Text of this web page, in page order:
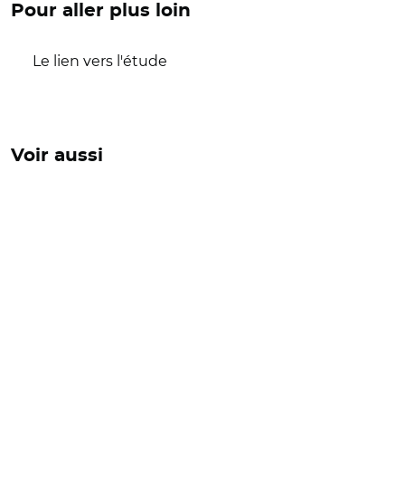
Pour aller plus loin
Le lien vers l'étude
Voir aussi